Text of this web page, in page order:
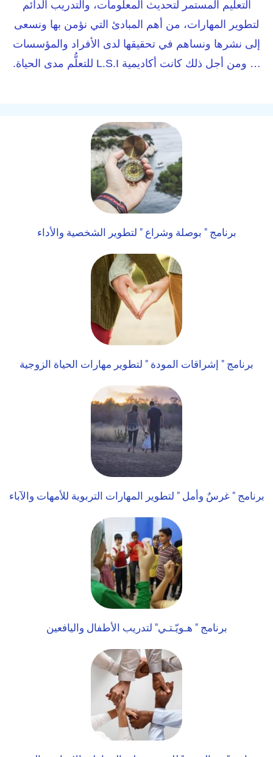
التعليم المستمر لتحديث المعلومات، والتدريب الدائم
لتطوير المهارات، من أهم المبادئ التي نؤمن بها ونسعى
إلى نشرها ونساهم في تحقيقها لدى الأفراد والمؤسسات
… ومن أجل ذلك كانت أكاديمية L.S.I للتعلُّم مدى الحياة.
برنامج " بوصلة وشراع " لتطوير الشخصية والأداء
برنامج " إشراقات المودة " لتطوير مهارات الحياة الزوجية
برنامج " غرسٌ وأمل " لتطوير المهارات التربوية للأمهات والآباء
برنامج " هـويّـتـي" لتدريب الأطفال واليافعين